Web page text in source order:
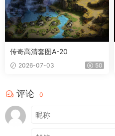
传奇高清套图A-20
2026-07-03 50
评论 0